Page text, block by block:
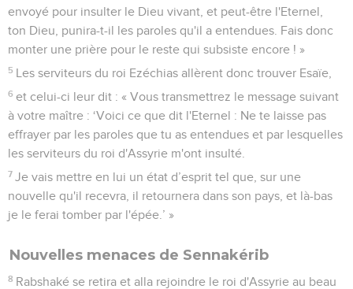
envoyé pour insulter le Dieu vivant, et peut-être l'Eternel,
ton Dieu, punira-t-il les paroles qu'il a entendues. Fais donc
monter une prière pour le reste qui subsiste encore ! »
5 Les serviteurs du roi Ezéchias allèrent donc trouver Esaïe,
6 et celui-ci leur dit : « Vous transmettrez le message suivant
à votre maître : ‘Voici ce que dit l'Eternel : Ne te laisse pas
effrayer par les paroles que tu as entendues et par lesquelles
les serviteurs du roi d'Assyrie m'ont insulté.
7 Je vais mettre en lui un état d’esprit tel que, sur une
nouvelle qu'il recevra, il retournera dans son pays, et là-bas
je le ferai tomber par l'épée.’ »
Nouvelles menaces de Sennakérib
8 Rabshaké se retira et alla rejoindre le roi d'Assyrie au beau